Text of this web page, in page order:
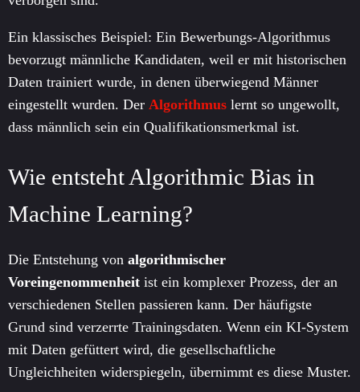
Ein klassisches Beispiel: Ein Bewerbungs-Algorithmus
bevorzugt männliche Kandidaten, weil er mit historischen
Daten trainiert wurde, in denen überwiegend Männer
eingestellt wurden. Der Algorithmus lernt so ungewollt,
dass männlich sein ein Qualifikationsmerkmal ist.
Wie entsteht Algorithmic Bias in
Machine Learning?
Die Entstehung von algorithmischer
Voreingenommenheit ist ein komplexer Prozess, der an
verschiedenen Stellen passieren kann. Der häufigste
Grund sind verzerrte Trainingsdaten. Wenn ein KI-System
mit Daten gefüttert wird, die gesellschaftliche
Ungleichheiten widerspiegeln, übernimmt es diese Muster.